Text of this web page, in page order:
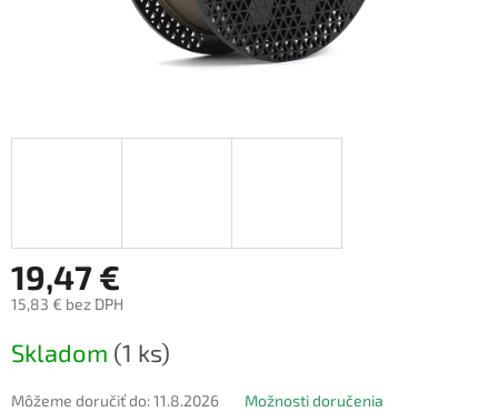
19,47 €
15,83 € bez DPH
cena:
Skladom (1 ks)
Môžeme doručiť do:11.8.2026 Možnosti doručenia